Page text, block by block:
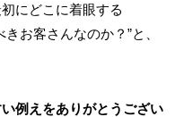
にどこに着眼する
お客さんなのか？”と、
例えをありがとうござい